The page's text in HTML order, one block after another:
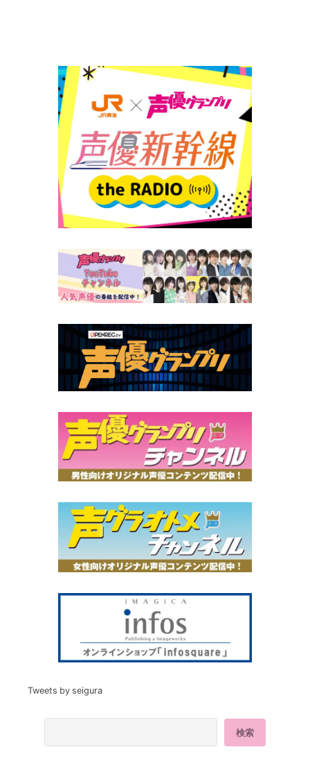
Tweets by seigura